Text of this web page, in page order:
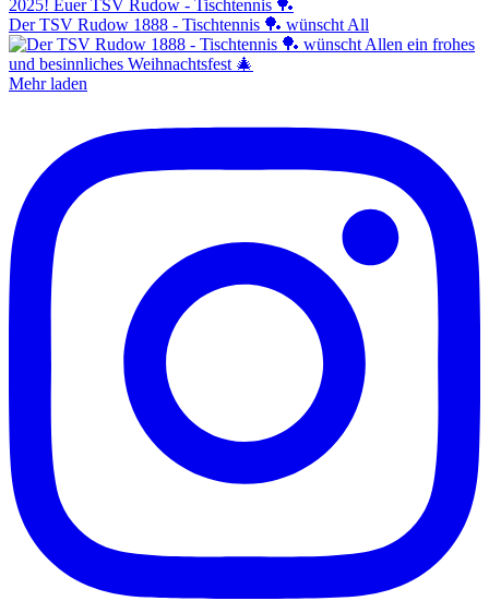
Der TSV Rudow 1888 - Tischtennis 🏓 wünscht All
Mehr laden